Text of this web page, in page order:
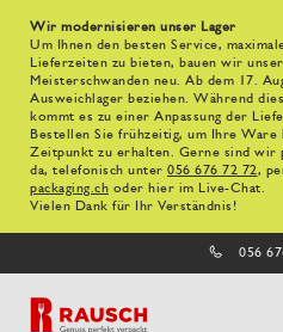
Wir modernisieren unser Lager
Um Ihnen den besten Service,
Lieferzeiten zu bieten, bauen wir
Meisterschwanden neu. Ab dem 17.
Ausweichlager beziehen. Während
kommt es zu einer Anpassung der
Bestellen Sie frühzeitig, um Ihre Ware
Zeitpunkt zu erhalten. Gerne sind wir
da, telefonisch unter 056 676 72 72,
packaging.ch oder hier im Live-Chat.
Vielen Dank für Ihr Verständnis!
056